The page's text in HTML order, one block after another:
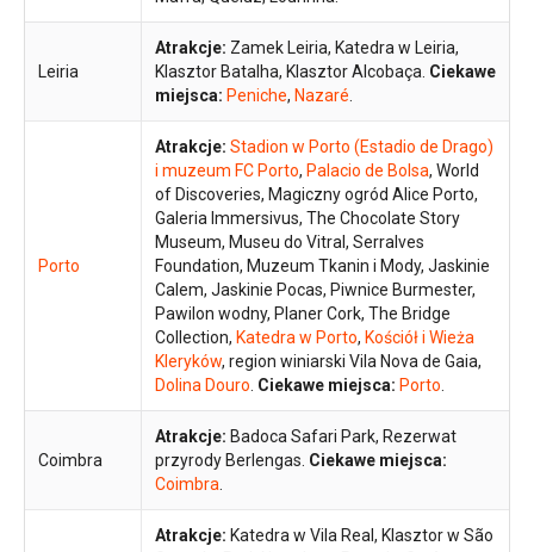
Leiria
Atrakcje: Zamek Leiria, Katedra w Leiria,
Klasztor Batalha, Klasztor Alcobaça. Ciekawe
miejsca: Peniche, Nazaré.
Porto
Atrakcje: Stadion w Porto (Estadio de Drago)
i muzeum FC Porto, Palacio de Bolsa, World
of Discoveries, Magiczny ogród Alice Porto,
Galeria Immersivus, The Chocolate Story
Museum, Museu do Vitral, Serralves
Foundation, Muzeum Tkanin i Mody, Jaskinie
Calem, Jaskinie Pocas, Piwnice Burmester,
Pawilon wodny, Planer Cork, The Bridge
Collection, Katedra w Porto, Kościół i Wieża
Kleryków, region winiarski Vila Nova de Gaia,
Dolina Douro. Ciekawe miejsca: Porto.
Coimbra
Atrakcje: Badoca Safari Park, Rezerwat
przyrody Berlengas. Ciekawe miejsca:
Coimbra.
Atrakcje: Katedra w Vila Real, Klasztor w São